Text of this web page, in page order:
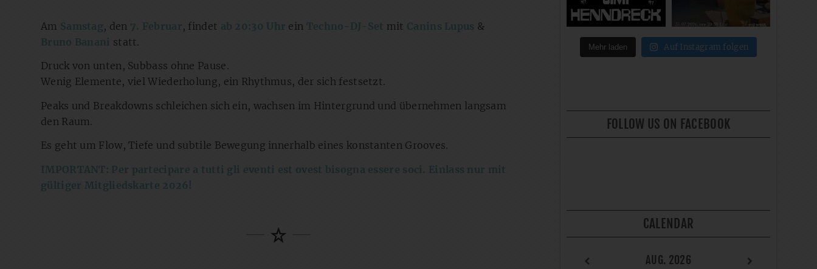
Am Samstag , den 7. Februar, findet ab 20:30 Uhr ein Techno-DJ-Set mit Canins Lupus &
Bruno Banani statt.
Druck von unten, Subbass ohne Pause.
Wenig Elemente, viel Wiederholung, ein Rhythmus, der sich festsetzt.
Peaks und Breakdowns schleichen sich ein, wachsen im Hintergrund und übernehmen langsam
den Raum.
Es geht um Flow, Tiefe und subtile Bewegung innerhalb eines konstanten Grooves.
IMPORTANT: Per partecipare a tutti gli eventi est ovest bisogna essere soci. Einlass nur mit
gültiger Mitgliedskarte 2026!
Mehr laden Auf Instagram folgen
FOLLOW US ON FACEBOOK
CALENDAR
AUG. 2026